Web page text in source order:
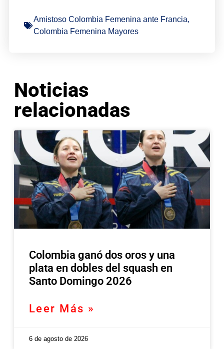
Amistoso Colombia Femenina ante Francia,
Colombia Femenina Mayores
Noticias
relacionadas
Colombia ganó dos oros y una
plata en dobles del squash en
Santo Domingo 2026
Leer Más »
6 de agosto de 2026